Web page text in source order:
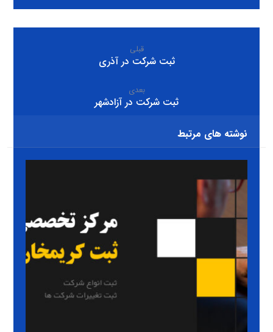
قبلی
ثبت شرکت در آذری
بعدی
ثبت شرکت در آزادشهر
نوشته های مرتبط